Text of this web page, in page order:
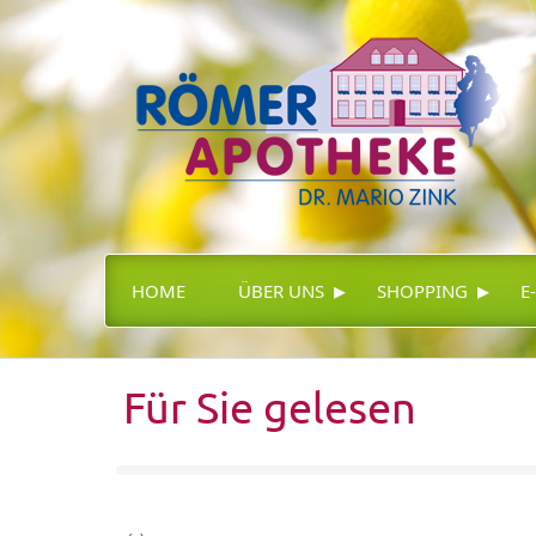
HOME ÜBER UNS ▸ SHOPPING ▸
Für Sie gelesen